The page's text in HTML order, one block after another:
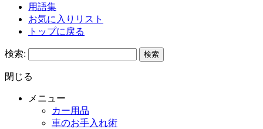
用語集
お気に入りリスト
トップに戻る
検索:
閉じる
メニュー
カー用品
車のお手入れ術